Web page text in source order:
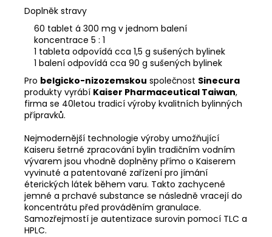
Doplněk stravy
60 tablet á 300 mg v jednom balení
koncentrace 5 : 1
1 tableta odpovídá cca 1,5 g sušených bylinek
1 balení odpovídá cca 90 g sušených bylinek
Pro belgicko-nizozemskou společnost Sinecura
produkty vyrábí Kaiser Pharmaceutical Taiwan,
firma se 40letou tradicí výroby kvalitních bylinných
přípravků.
Nejmodernější technologie výroby umožňující
Kaiseru šetrné zpracování bylin tradičním vodním
vývarem jsou vhodně doplněny přímo o Kaiserem
vyvinuté a patentované zařízení pro jímání
éterických látek během varu. Takto zachycené
jemné a prchavé substance se následně vracejí do
koncentrátu před prováděním granulace.
Samozřejmostí je autentizace surovin pomocí TLC a
HPLC.